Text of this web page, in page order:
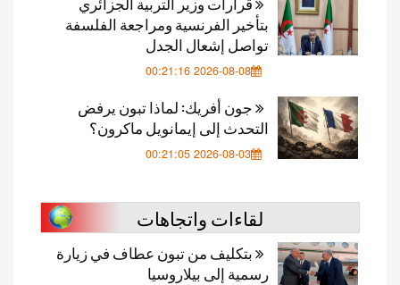
بتأخير الفرنسية ومراجعة الفلسفة
تواصل إشعال الجدل
2026-08-08 00:21:16
جون أفريك: لماذا تبون يرفض
التحدث إلى إيمانويل ماكرون؟
2026-08-03 00:21:05
لقاءات واتجاهات
بتكليف من تبون عطاف في زيارة
رسمية إلى بيلاروسيا